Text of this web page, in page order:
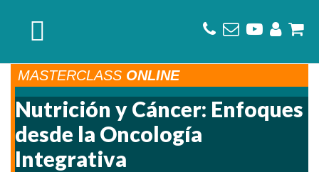
navegación
principal
principal
página
MASTERCLASS ONLINE
Nutrición y Cáncer: Enfoques
desde la Oncología
Integrativa